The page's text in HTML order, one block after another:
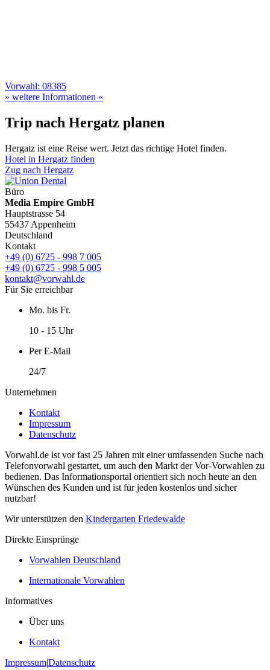
Vorwahl: 08385
» weitere Informationen «
Trip nach Hergatz planen
Hergatz ist eine Reise wert. Jetzt das richtige Hotel finden.
Hotel in Hergatz finden
Zug nach Hergatz
Büro
Media Empire GmbH
Hauptstrasse 54
55437 Appenheim
Deutschland
Kontakt
+49 (0) 6725 - 998 7 005
+49 (0) 6725 - 998 5 005
kontakt@vorwahl.de
Für Sie erreichbar
Mo. bis Fr.
10 - 15 Uhr
Per E-Mail
24/7
Unternehmen
Kontakt
Impressum
Datenschutz
Vorwahl.de ist vor fast 25 Jahren mit einer umfassenden Suche nach
Telefonvorwahl gestartet, um auch den Markt der Vor-Vorwahlen zu
bedienen. Das Informationsportal orientiert sich noch heute an den
Wünschen des Kunden und ist für jeden kostenlos und sicher
nutzbar!
Wir unterstützen den Kindergarten Friedewalde
Direkte Einsprünge
Vorwahlen Deutschland
Internationale Vorwahlen
Informatives
Über uns
Kontakt
Impressum|Datenschutz